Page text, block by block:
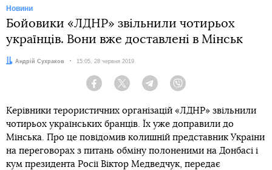
Новини
Бойовики «ЛДНР» звільнили чотирьох
українців. Вони вже доставлені в Мінськ
Автор:
Андрій Сухраков Дата:
15:05, 28 червня 2019
Facebook Twitter Telegram
Керівники терористичних організацій «ЛДНР» звільнили
чотирьох українських бранців. Їх уже доправили до
Мінська. Про це повідомив колишній представник України
на переговорах з питань обміну полоненими на Донбасі і
кум президента Росії Віктор Медведчук, передає